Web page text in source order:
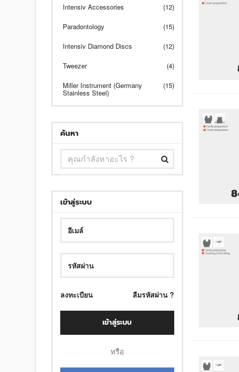
Intensiv Accessories (12)
Paradontology (15)
Intensiv Diamond Discs (12)
Tweezer (4)
Miller Instrument (Germany
Stainless Steel)
(15)
ค้นหา
เข้าสู่ระบบ
ลงทะเบียน ลืมรหัสผ่าน ?
เข้าสู่ระบบ
หรือ